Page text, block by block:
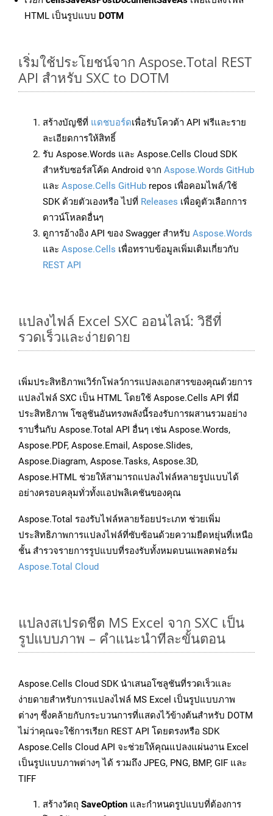
HTML เป็นรูปแบบ DOTM
เริ่มใช้ประโยชน์จาก Aspose.Total REST
API สำหรับ SXC to DOTM
สร้างบัญชีที่ แดชบอร์ดเพื่อรับโควต้า API ฟรีและราย
ละเอียดการให้สิทธิ์
รับ Aspose.Words และ Aspose.Cells Cloud SDK
สำหรับซอร์สโค้ด Android จาก Aspose.Words GitHub
และ Aspose.Cells GitHub repos เพื่อคอมไพล์/ใช้
SDK ด้วยตัวเองหรือ ไปที่ Releases เพื่อดูตัวเลือกการ
ดาวน์โหลดอื่นๆ
ดูการอ้างอิง API ของ Swagger สำหรับ Aspose.Words
และ Aspose.Cells เพื่อทราบข้อมูลเพิ่มเติมเกี่ยวกับ
REST API
แปลงไฟล์ Excel SXC ออนไลน์: วิธีที่
รวดเร็วและง่ายดาย
เพิ่มประสิทธิภาพเวิร์กโฟลว์การแปลงเอกสารของคุณด้วยการ
แปลงไฟล์ SXC เป็น HTML โดยใช้ Aspose.Cells API ที่มี
ประสิทธิภาพ โซลูชันอันทรงพลังนี้รองรับการผสานรวมอย่าง
ราบรื่นกับ Aspose.Total API อื่นๆ เช่น Aspose.Words,
Aspose.PDF, Aspose.Email, Aspose.Slides,
Aspose.Diagram, Aspose.Tasks, Aspose.3D,
Aspose.HTML ช่วยให้สามารถแปลงไฟล์หลายรูปแบบได้
อย่างครอบคลุมทั่วทั้งแอปพลิเคชันของคุณ
Aspose.Total รองรับไฟล์หลายร้อยประเภท ช่วยเพิ่ม
ประสิทธิภาพการแปลงไฟล์ที่ซับซ้อนด้วยความยืดหยุ่นที่เหนือ
ชั้น สำรวจรายการรูปแบบที่รองรับทั้งหมดบนแพลตฟอร์ม
Aspose.Total Cloud
แปลงสเปรดชีต MS Excel จาก SXC เป็น
รูปแบบภาพ – คำแนะนำทีละขั้นตอน
Aspose.Cells Cloud SDK นำเสนอโซลูชันที่รวดเร็วและ
ง่ายดายสำหรับการแปลงไฟล์ MS Excel เป็นรูปแบบภาพ
ต่างๆ ซึ่งคล้ายกับกระบวนการที่แสดงไว้ข้างต้นสำหรับ DOTM
ไม่ว่าคุณจะใช้การเรียก REST API โดยตรงหรือ SDK
Aspose.Cells Cloud API จะช่วยให้คุณแปลงแผ่นงาน Excel
เป็นรูปแบบภาพต่างๆ ได้ รวมถึง JPEG, PNG, BMP, GIF และ
TIFF
สร้างวัตถุ SaveOption และกำหนดรูปแบบที่ต้องการ